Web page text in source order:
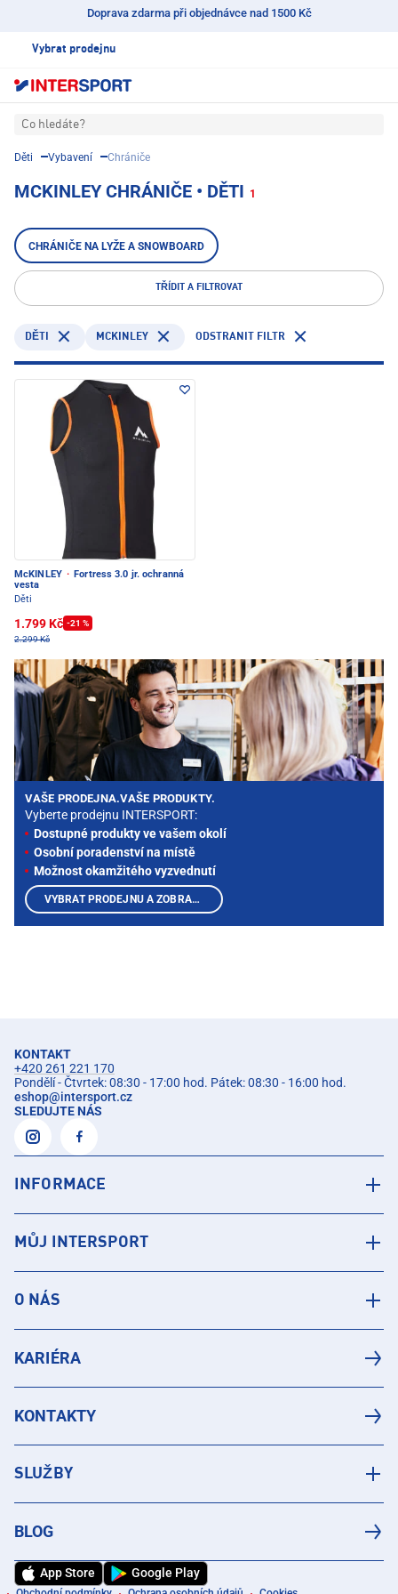
Doprava zdarma při objednávce nad 1500 Kč
Vybrat prodejnu
Co hledáte?
Děti Vybavení Chrániče
MCKINLEY CHRÁNIČE • DĚTI 1
CHRÁNIČE NA LYŽE A SNOWBOARD
TŘÍDIT A FILTROVAT
DĚTI MCKINLEY ODSTRANIT FILTR
McKINLEY · Fortress 3.0 jr. ochranná
vesta
Děti
1.799 Kč -21 %
2.299 Kč
VAŠE PRODEJNA.VAŠE PRODUKTY.
Vyberte prodejnu INTERSPORT:
Dostupné produkty ve vašem okolí
Osobní poradenství na místě
Možnost okamžitého vyzvednutí
VYBRAT PRODEJNU A ZOBRAZIT PRODUKTY
KONTAKT
+420 261 221 170
Pondělí - Čtvrtek: 08:30 - 17:00 hod. Pátek: 08:30 - 16:00 hod.
eshop@intersport.cz
SLEDUJTE NÁS
INFORMACE
MŮJ INTERSPORT
O NÁS
KARIÉRA
KONTAKTY
SLUŽBY
BLOG
App Store Google Play